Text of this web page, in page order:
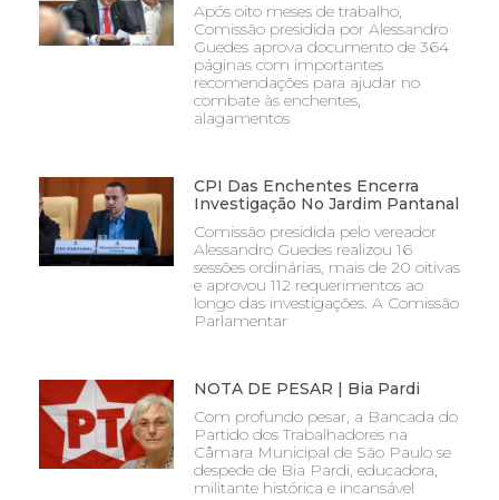
Após oito meses de trabalho,
Comissão presidida por Alessandro
Guedes aprova documento de 364
páginas com importantes
recomendações para ajudar no
combate às enchentes,
alagamentos
CPI Das Enchentes Encerra
Investigação No Jardim Pantanal
Comissão presidida pelo vereador
Alessandro Guedes realizou 16
sessões ordinárias, mais de 20 oitivas
e aprovou 112 requerimentos ao
longo das investigações. A Comissão
Parlamentar
NOTA DE PESAR | Bia Pardi
Com profundo pesar, a Bancada do
Partido dos Trabalhadores na
Câmara Municipal de São Paulo se
despede de Bia Pardi, educadora,
militante histórica e incansável